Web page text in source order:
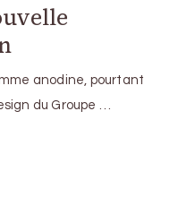
anodine, pourtant
du Groupe …